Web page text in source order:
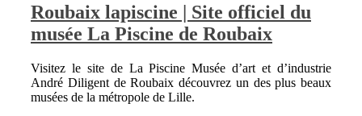
Roubaix lapiscine | Site officiel du
musée La Piscine de Roubaix
Visitez le site de La Piscine Musée d’art et d’industrie
André Diligent de Roubaix découvrez un des plus beaux
musées de la métropole de Lille.